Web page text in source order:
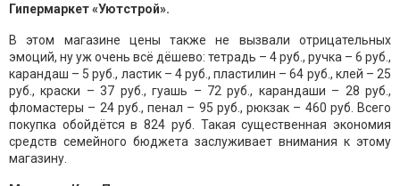
Гипермаркет «Уютстрой».
В этом магазине цены также не вызвали отрицательных
эмоций, ну уж очень всё дёшево: тетрадь – 4 руб., ручка – 6 руб.,
карандаш – 5 руб., ластик – 4 руб., пластилин – 64 руб., клей – 25
руб., краски – 37 руб., гуашь – 72 руб., карандаши – 28 руб.,
фломастеры – 24 руб., пенал – 95 руб., рюкзак – 460 руб. Всего
покупка обойдётся в 824 руб. Такая существенная экономия
средств семейного бюджета заслуживает внимания к этому
магазину.